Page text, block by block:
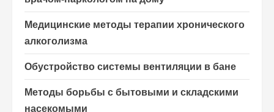
Медицинские методы терапии хронического
алкоголизма
Обустройство системы вентиляции в бане
Методы борьбы с бытовыми и складскими
насекомыми